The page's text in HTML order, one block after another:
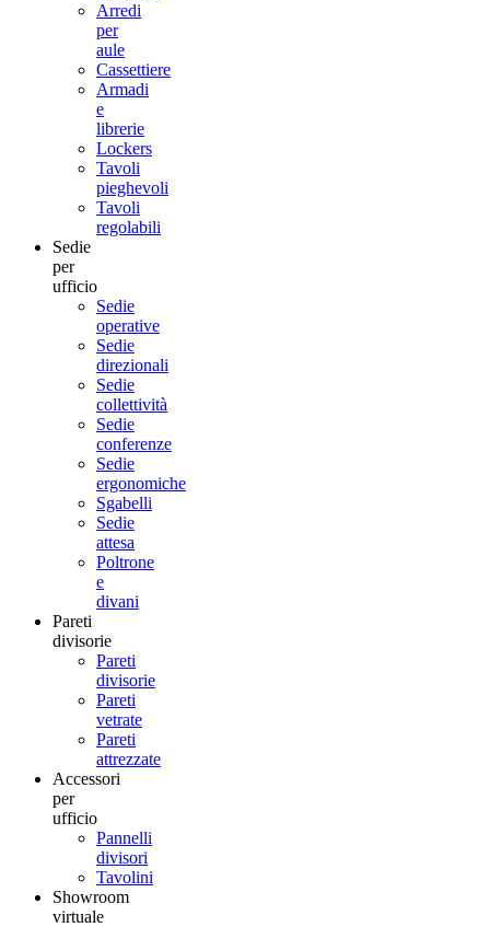
Arredi
per
aule
Cassettiere
Armadi
e
librerie
Lockers
Tavoli
pieghevoli
Tavoli
regolabili
Sedie
per
ufficio
Sedie
operative
Sedie
direzionali
Sedie
collettività
Sedie
conferenze
Sedie
ergonomiche
Sgabelli
Sedie
attesa
Poltrone
e
divani
Pareti
divisorie
Pareti
divisorie
Pareti
vetrate
Pareti
attrezzate
Accessori
per
ufficio
Pannelli
divisori
Tavolini
Showroom
virtuale